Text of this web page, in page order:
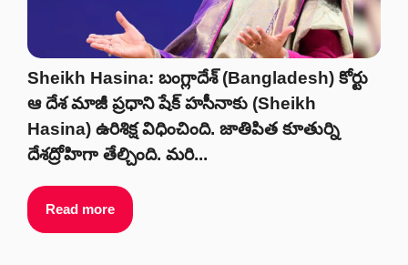
Sheikh Hasina: బంగ్లాదేశ్‌ (Bangladesh) కోర్టు
ఆ దేశ మాజీ ప్రధాని షేక్‌ హసీనాకు (Sheikh
Hasina) ఉరిశిక్ష విధించింది. జాతిపిత కూతుర్ని
దేశద్రోహిగా తేల్చింది. మరి...
Read more